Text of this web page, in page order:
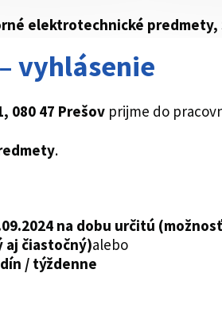
elektrotechnické predmety,
vyhlásenie
080 47 Prešov prijme do
.
na dobu určitú
aj čiastočný)alebo
/ týždenne